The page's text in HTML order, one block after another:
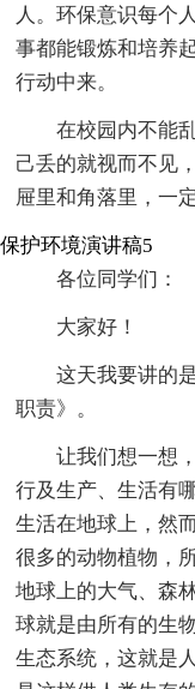
人。环保意识每个
事都能锻炼和培养
行动中来。
在校园内不能
己丢的就视而不见
屉里和角落里，一
保护环境演讲稿5
各位同学们：
大家好！
这天我要讲的
职责》。
让我们想一想
行及生产、生活有
生活在地球上，然
很多的动物植物，
地球上的大气、森
球就是由所有的生
生态系统，这就是